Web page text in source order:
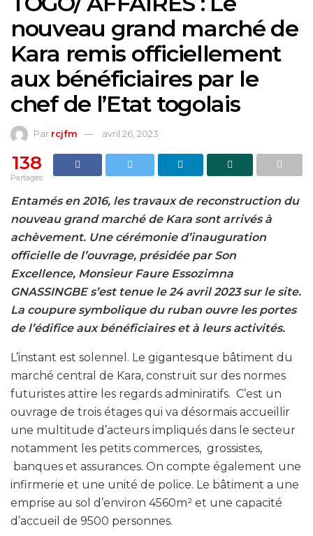
nouveau grand marché de
Kara remis officiellement
aux bénéficiaires par le
chef de l’Etat togolais
Par rcjfm avril 26, 2023
138
Partages
Entamés en 2016, les travaux de reconstruction du
nouveau grand marché de Kara sont arrivés à
achèvement. Une cérémonie d’inauguration
officielle de l’ouvrage, présidée par Son
Excellence, Monsieur Faure Essozimna
GNASSINGBE s’est tenue le 24 avril 2023 sur le site.
La coupure symbolique du ruban ouvre les portes
de l’édifice aux bénéficiaires et à leurs activités.
L’instant est solennel. Le gigantesque bâtiment du
marché central de Kara, construit sur des normes
futuristes attire les regards adminiratifs. C’est un
ouvrage de trois étages qui va désormais accueillir
une multitude d’acteurs impliqués dans le secteur
notamment les petits commerces, grossistes,
banques et assurances. On compte également une
infirmerie et une unité de police. Le bâtiment a une
emprise au sol d’environ 4560m² et une capacité
d’accueil de 9500 personnes.